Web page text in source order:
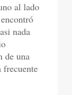
al lado
nada
de una
frecuente